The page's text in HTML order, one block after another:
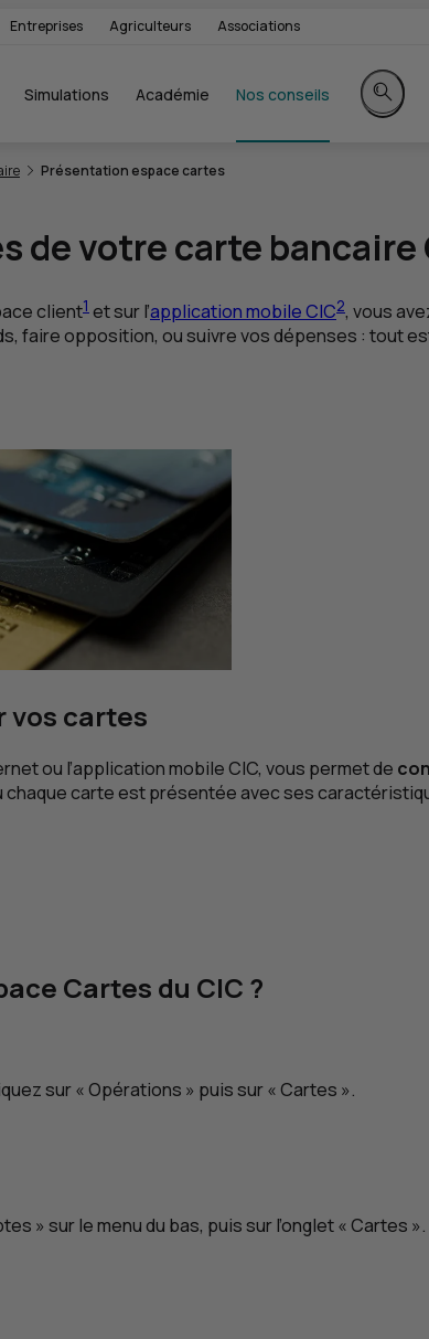
Entreprises Agriculteurs Associations
Simulations Académie Nos conseils
Présentation espace cartes
de votre carte bancaire
client1 et sur l’application mobileCIC2, vous
faire opposition, ou suivre vos dépenses : tout
vos cartes
ou l’application mobileCIC, vous permet de
carte est présentée avec ses
Cartes du CIC ?
sur « Opérations » puis sur « Cartes ».
» sur le menu du bas, puis sur l’onglet « Cartes ».